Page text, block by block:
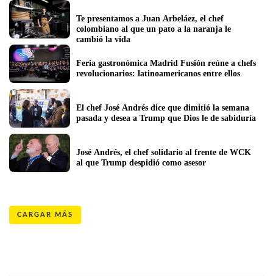
Te presentamos a Juan Arbeláez, el chef
colombiano al que un pato a la naranja le
cambió la vida
Feria gastronómica Madrid Fusión reúne a chefs
revolucionarios: latinoamericanos entre ellos
El chef José Andrés dice que dimitió la semana
pasada y desea a Trump que Dios le de sabiduría
José Andrés, el chef solidario al frente de WCK
al que Trump despidió como asesor
CARGAR MÁS